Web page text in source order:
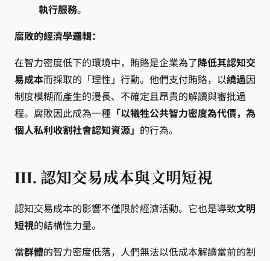
執行服務。
腐敗的經濟學邏輯：
在智力密度低下的環境中，賄賂是企業為了降低其認知交
易成本而採取的「理性」行動。他們支付賄賂，以繞過因
制度模糊而產生的漫長、不確定且昂貴的解讀與審批過
程。腐敗因此成為一種 「以犧牲公共智力密度為代價，為
個人私利收割社會認知資源」 的行為。
III. 認知交易成本與文明短視
認知交易成本的影響不僅限於經濟活動。它也是導致文明
短視的結構性力量。
當群體的智力密度低落，人們無法以低成本解讀當前的制